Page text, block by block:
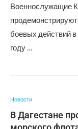
Военнослужащие
боевых действий
году …
Новости
В Дагестане